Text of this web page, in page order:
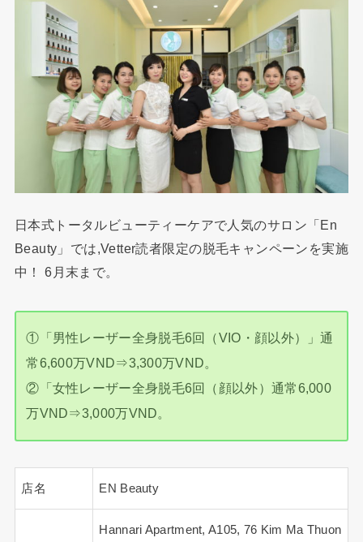
日本式トータルビューティーケアで人気のサロン「En
Beauty」では,Vetter読者限定の脱毛キャンペーンを実施
中！ 6月末まで。
①「男性レーザー全身脱毛6回（VIO・顔以外）」通
常6,600万VND⇒3,300万VND。
②「女性レーザー全身脱毛6回（顔以外）通常6,000
万VND⇒3,000万VND。
店名 EN Beauty
Hannari Apartment, A105, 76 Kim Ma Thuon